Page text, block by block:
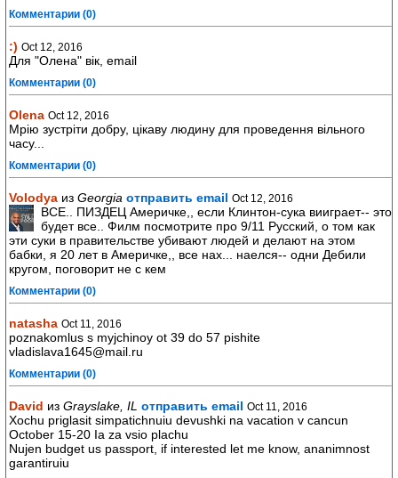
Комментарии (0)
:) Oct 12, 2016
Для "Олена" вік, email
Комментарии (0)
Olena Oct 12, 2016
Мрію зустріти добру, цікаву людину для проведення вільного
часу...
Комментарии (0)
Volodya из Georgia отправить email Oct 12, 2016
ВСЕ.. ПИЗДЕЦ Америчке,, если Клинтон-сука вииграет-- это
будет все.. Филм посмотрите про 9/11 Русский, о том как
эти суки в правительстве убивают людей и делают на этом
бабки, я 20 лет в Америчке,, все нах... наелся-- одни Дебили
кругом, поговорит не с кем
Комментарии (0)
natasha Oct 11, 2016
poznakomlus s myjchinoy ot 39 do 57 pishite
vladislava1645@mail.ru
Комментарии (0)
David из Grayslake, IL отправить email Oct 11, 2016
Xochu priglasit simpatichnuiu devushki na vacation v cancun
October 15-20 Ia za vsio plachu
Nujen budget us passport, if interested let me know, ananimnost
garantiruiu